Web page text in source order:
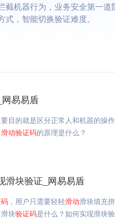
截机器行为，业务安全第一道
，智能切换验证难度。
易易盾
目的就是区分正常人和机器的操
滑动验证码的原理是什么？
滑块验证_网易易盾
，用户只需要轻轻滑动滑块填充
块验证码是什么？如何实现滑块